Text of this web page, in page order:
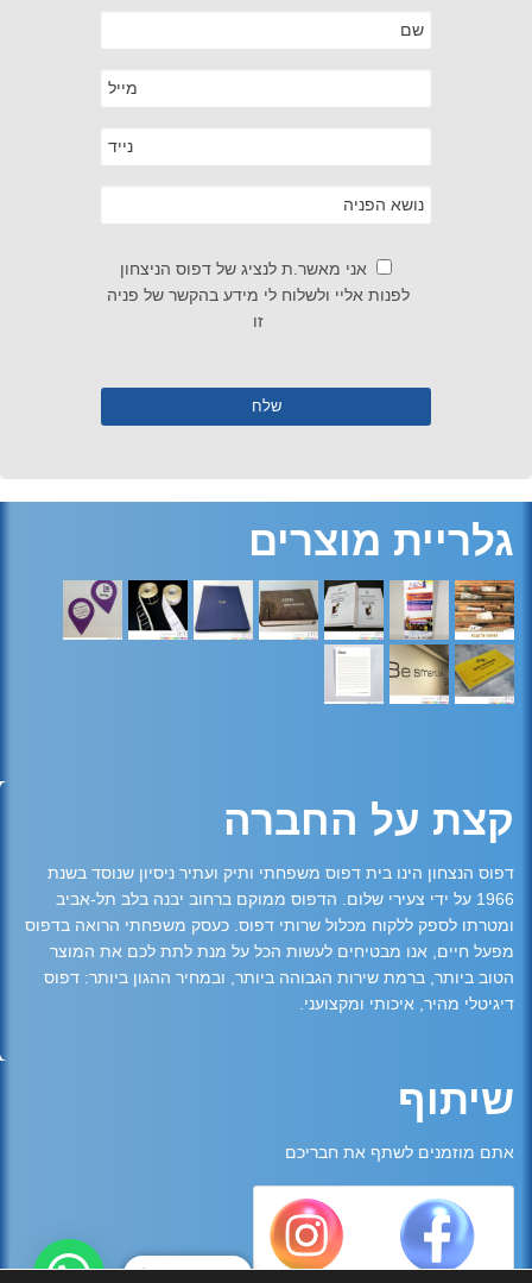
אני מאשר.ת לנציג של דפוס הניצחון
לפנות אליי ולשלוח לי מידע בהקשר של פניה
זו
גלריית מוצרים
קצת על החברה
דפוס הנצחון הינו בית דפוס משפחתי ותיק ועתיר ניסיון שנוסד בשנת
1966 על ידי צעירי שלום. הדפוס ממוקם ברחוב יבנה בלב תל-אביב
ומטרתו לספק ללקוח מכלול שרותי דפוס. כעסק משפחתי הרואה בדפוס
מפעל חיים, אנו מבטיחים לעשות הכל על מנת לתת לכם את המוצר
הטוב ביותר, ברמת שירות הגבוהה ביותר, ובמחיר ההגון ביותר: דפוס
דיגיטלי מהיר, איכותי ומקצועני.
שיתוף
אתם מוזמנים לשתף את חבריכם
צריכים עזרה?